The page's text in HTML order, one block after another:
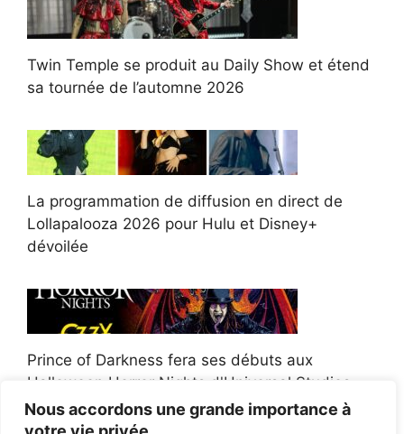
Nous accordons une grande importance à
Twin Temple se produit au Daily Show et étend
sa tournée de l’automne 2026
La programmation de diffusion en direct de
Lollapalooza 2026 pour Hulu et Disney+
dévoilée
Prince of Darkness fera ses débuts aux
Halloween Horror Nights d'Universal Studios